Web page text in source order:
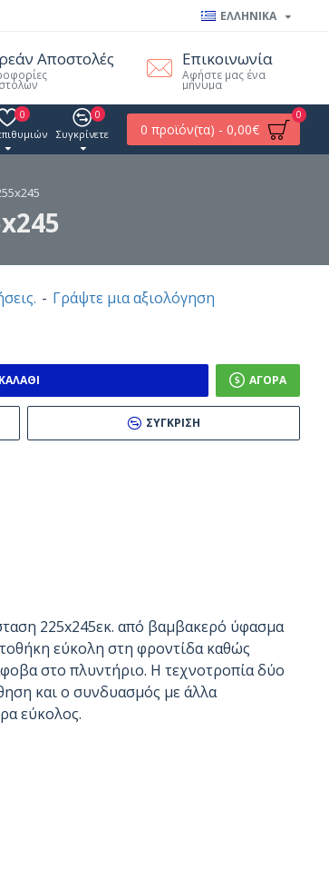
ΕΛΛΗΝΙΚΑ
Αποστολές Επικοινωνία
Αφήστε μας ένα
μήνυμα
0
Συγκρίνετε
0
0 προϊόν(τα) - 0,00€
0
- Γράψτε μια αξιολόγηση
ΚΑΛΆΘΙ ΑΓΟΡΆ
ΣΎΓΚΡΙΣΗ
225x245εκ. από βαμβακερό ύφασμα
εύκολη στη φροντίδα καθώς
στο πλυντήριο. Η τεχνοτροπία δύο
και ο συνδυασμός με άλλα
εύκολος.